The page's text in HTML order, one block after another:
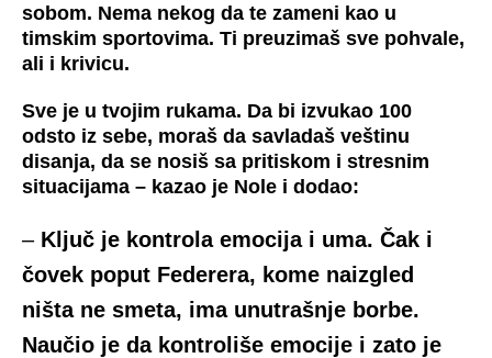
sobom. Nema nekog da te zameni kao u
timskim sportovima. Ti preuzimaš sve pohvale,
ali i krivicu.
Sve je u tvojim rukama. Da bi izvukao 100
odsto iz sebe, moraš da savladaš veštinu
disanja, da se nosiš sa pritiskom i stresnim
situacijama – kazao je Nole i dodao:
– Ključ je kontrola emocija i uma. Čak i
čovek poput Federera, kome naizgled
ništa ne smeta, ima unutrašnje borbe.
Naučio je da kontroliše emocije i zato je